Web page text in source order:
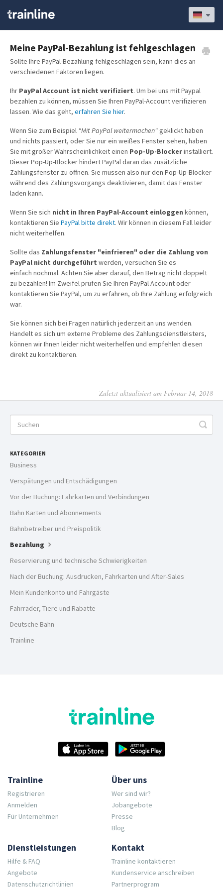
Meine PayPal-Bezahlung ist fehlgeschlagen
Sollte Ihre PayPal-Bezahlung fehlgeschlagen sein, kann dies an
verschiedenen Faktoren liegen.
Ihr PayPal Account ist nicht verifiziert. Um bei uns mit Paypal
bezahlen zu können, müssen Sie Ihren PayPal-Account verifizieren
lassen. Wie das geht, erfahren Sie hier.
Wenn Sie zum Beispiel "Mit PayPal weitermachen"geklickt haben
und nichts passiert, oder Sie nur ein weißes Fenster sehen, haben
Sie mit großer Wahrscheinlichkeit einen Pop-Up-Blockerinstalliert.
Dieser Pop-Up-Blocker hindert PayPal daran das zusätzliche
Zahlungsfenster zu öffnen. Sie müssen also nur den Pop-Up-Blocker
während des Zahlungsvorgangs deaktivieren, damit das Fenster
laden kann.
Wenn Sie sich nicht in Ihren PayPal-Account einloggen können,
kontaktieren Sie PayPal bitte direkt. Wir können in diesem Fall leider
nicht weiterhelfen.
Sollte das Zahlungsfenster "einfrieren" oder die Zahlung von
PayPal nicht durchgeführt werden, versuchen Sie es
einfach nochmal. Achten Sie aber darauf, den Betrag nicht doppelt
zu bezahlen! Im Zweifel prüfen Sie Ihren PayPal Account oder
kontaktieren Sie PayPal, um zu erfahren, ob Ihre Zahlung erfolgreich
war.
Sie können sich bei Fragen natürlich jederzeit an uns wenden.
Handelt es sich um externe Probleme des Zahlungsdienstleisters,
können wir Ihnen leider nicht weiterhelfen und empfehlen diesen
direkt zu kontaktieren.
Zuletzt aktualisiert am Februar 14, 2018
KATEGORIEN
Business
Verspätungen und Entschädigungen
Vor der Buchung: Fahrkarten und Verbindungen
Bahn Karten und Abonnements
Bahnbetreiber und Preispolitik
Bezahlung
Reservierung und technische Schwierigkeiten
Nach der Buchung: Ausdrucken, Fahrkarten und After-Sales
Mein Kundenkonto und Fahrgäste
Fahrräder, Tiere und Rabatte
Deutsche Bahn
Trainline
Trainline
Registrieren
Anmelden
Für Unternehmen
Über uns
Wer sind wir?
Jobangebote
Presse
Blog
Dienstleistungen
Hilfe & FAQ
Angebote
Datenschutzrichtlinien
Kontakt
Trainline kontaktieren
Kundenservice anschreiben
Partnerprogram